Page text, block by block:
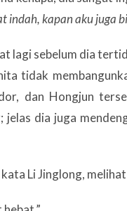
indah, kapan aku juga
lagi sebelum dia
tidak
dan Hongjun
dia juga
Li Jinglong,